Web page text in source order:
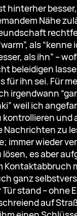
hinterher
Nähe
als “kenne
als ihn” –
beleidigen
für ihn sei. Für
irgendwann
weil ich
kontrollieren und
Nachrichten zu
immer wieder
lösen, es aber
Kontaktabbruch
ganz
stand – ohne
auf